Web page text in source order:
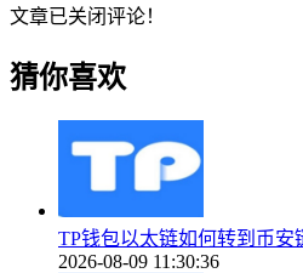
文章已关闭评论！
猜你喜欢
TP钱包以太链如何转到币
2026-08-09 11:30:36